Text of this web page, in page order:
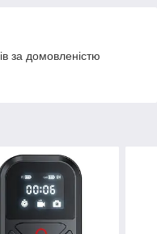
за домовленістю